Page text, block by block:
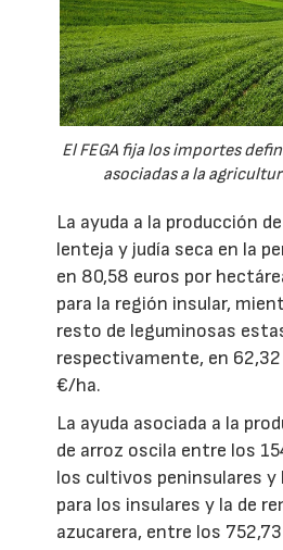
El FEGA fija los importes
asociadas a la
La ayuda a la producción
lenteja y judía seca en la
en 80,58 euros por
para la región insular,
resto de leguminosas
respectivamente, en
€/ha.
La ayuda asociada a la
de arroz oscila entre los
los cultivos peninsulares
para los insulares y la de
azucarera, entre los